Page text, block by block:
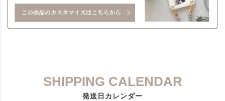
SHIPPING CALENDAR
発送日カレンダー